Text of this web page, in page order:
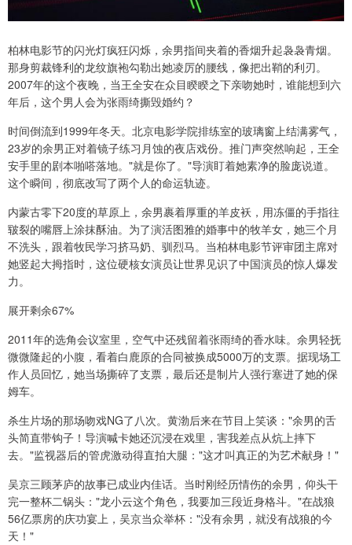
柏林电影节的闪光灯疯狂闪烁，余男指间夹着的香烟升起袅袅青烟。
那身剪裁锋利的龙纹旗袍勾勒出她凌厉的腰线，像把出鞘的利刃。
2007年的这个夜晚，当王全安在众目睽睽之下亲吻她时，谁能想到六
年后，这个男人会为张雨绮撕毁婚约？
时间倒流到1999年冬天。北京电影学院排练室的玻璃窗上结满雾气，
23岁的余男正对着镜子练习月蚀的夜店戏份。推门声突然响起，王全
安手里的剧本啪嗒落地。"就是你了。"导演盯着她素净的脸庞说道。
这个瞬间，彻底改写了两个人的命运轨迹。
内蒙古零下20度的草原上，余男裹着厚重的羊皮袄，用冻僵的手指往
皲裂的嘴唇上涂抹酥油。为了演活图雅的婚事中的牧羊女，她三个月
不洗头，跟着牧民学习挤马奶、驯烈马。当柏林电影节评审团主席对
她竖起大拇指时，这位硬核女演员让世界见识了中国演员的惊人爆发
力。
展开剩余67%
2011年的选角会议室里，空气中还残留着张雨绮的香水味。余男轻抚
微微隆起的小腹，看着白鹿原的合同被换成5000万的支票。据现场工
作人员回忆，她当场撕碎了支票，最后还是制片人强行塞进了她的保
姆车。
杀生片场的那场吻戏NG了八次。黄渤后来在节目上笑谈："余男的舌
头简直带钩子！导演喊卡她还沉浸在戏里，害我差点从炕上摔下
去。"监视器后的管虎激动得直拍大腿："这才叫真正的为艺术献身！"
吴京三顾茅庐的故事已成业内佳话。当时刚经历情伤的余男，仰头干
完一整杯二锅头："龙小云这个角色，我要加三段近身格斗。"在战狼
56亿票房的庆功宴上，吴京当众举杯："没有余男，就没有战狼的今
天！"